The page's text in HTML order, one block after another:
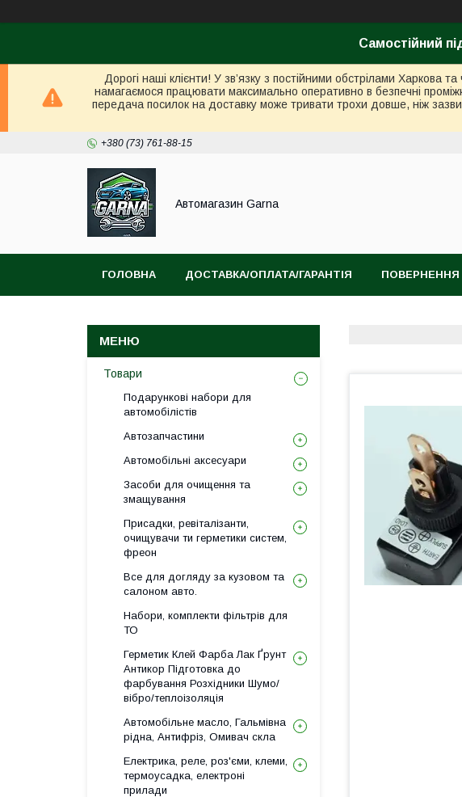
Самостійний
Дорогі наші клієнти! У зв’язку з постійними обстрілами
намагаємося працювати максимально оперативно в безпечні
передача посилок на доставку може тривати трохи довше, ніж
+380 (73) 761-88-15
Автомагазин Garna
ГОЛОВНА ДОСТАВКА/ОПЛАТА/ГАРАНТІЯ ПОВЕРНЕННЯ
Товари
Подарункові набори для
автомобілістів
Автозапчастини
Автомобільні аксесуари
Засоби для очищення та
змащування
Присадки, ревіталізанти,
очищувачи ти герметики систем,
фреон
Все для догляду за кузовом та
салоном авто.
Набори, комплекти фільтрів для
ТО
Герметик Клей Фарба Лак Ґрунт
Антикор Підготовка до
фарбування Розхідники Шумо/
вібро/теплоізоляція
Автомобільне масло, Гальмівна
рідна, Антифріз, Омивач скла
Електрика, реле, роз'єми, клеми,
термоусадка, електроні
прилади